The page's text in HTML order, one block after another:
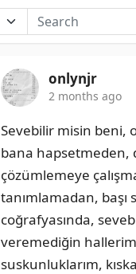
onlynjr
2 months ago
Sevebilir misin beni,
bana hapsetmeden,
çözümlemeye
tanımlamadan,
coğrafyasında,
veremediğin
suskunluklarım,